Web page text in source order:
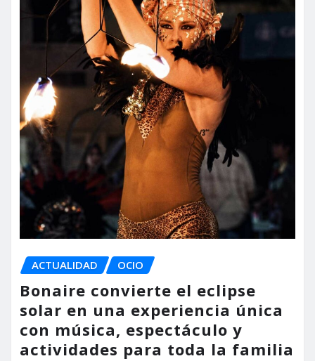
ACTUALIDAD OCIO
Bonaire convierte el eclipse
solar en una experiencia única
con música, espectáculo y
actividades para toda la familia